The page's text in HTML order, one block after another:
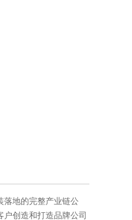
落地的完整产业链公
创造和打造品牌公司